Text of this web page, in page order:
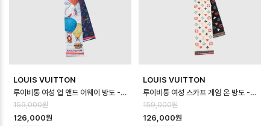
LOUIS VUITTON
루이비통 여성 업 앤드 어웨이 방도 - Louis vuitton Womens Up and …
159,000원
126,000원
LOUIS VUITTON
루이비통 여성 스카프 게임 온 방도 - Louis vuitton Womens Scarf G…
159,000원
126,000원